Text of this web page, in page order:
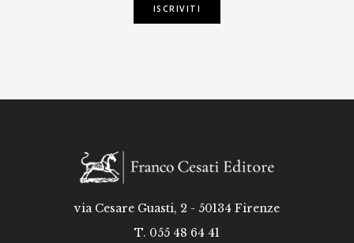
ISCRIVITI
via Cesare Guasti, 2 - 50134 Firenze
T. 055 48 64 41